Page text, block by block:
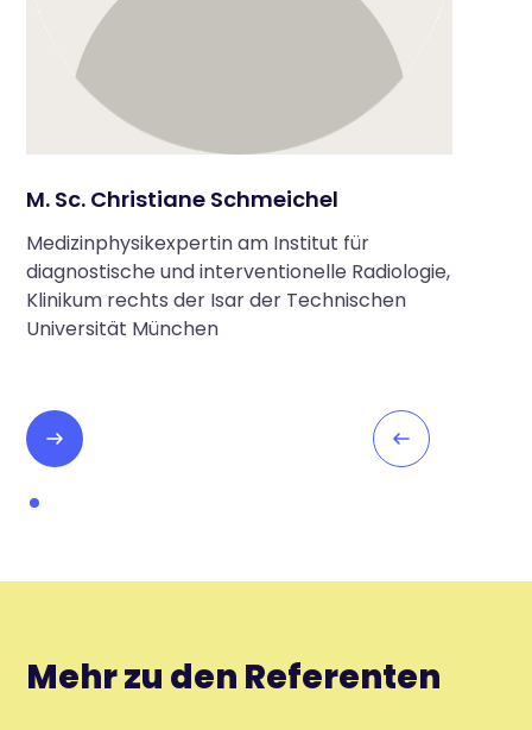
M. Sc. Christiane Schmeichel
Medizinphysikexpertin am Institut für
diagnostische und interventionelle Radiologie,
Klinikum rechts der Isar der Technischen
Universität München
Mehr zu den Referenten